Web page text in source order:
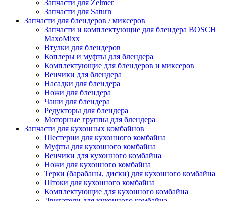
Запчасти для Zelmer
Запчасти для Saturn
Запчасти для блендеров / миксеров
Запчасти и комплектующие для блендера BOSCH
MaxoMixx
Втулки для блендеров
Коплеры и муфты для блендера
Комплектующие для блендеров и миксеров
Венчики для блендера
Насадки для блендера
Ножи для блендера
Чаши для блендера
Редукторы для блендера
Моторные группы для блендера
Запчасти для кухонных комбайнов
Шестерни для кухонного комбайна
Муфты для кухонного комбайна
Венчики для кухонного комбайна
Ножи для кухонного комбайна
Терки (барабаны, диски) для кухонного комбайна
Штоки для кухонного комбайна
Комплектующие для кухонного комбайна